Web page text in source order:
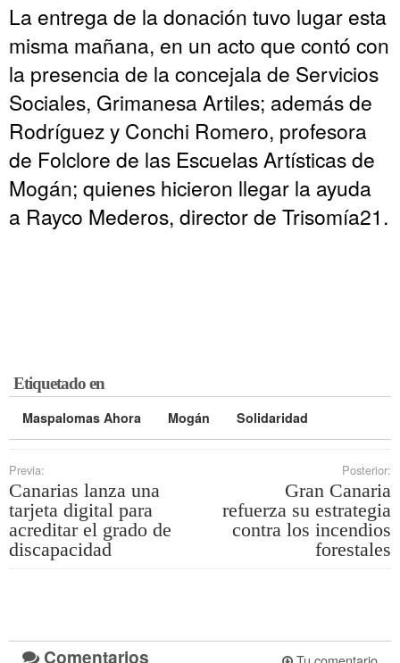
La entrega de la donación tuvo lugar esta
misma mañana, en un acto que contó con
la presencia de la concejala de Servicios
Sociales, Grimanesa Artiles; además de
Rodríguez y Conchi Romero, profesora
de Folclore de las Escuelas Artísticas de
Mogán; quienes hicieron llegar la ayuda
a Rayco Mederos, director de Trisomía21.
Etiquetado en
Maspalomas Ahora Mogán Solidaridad
Previa:
Canarias lanza una
tarjeta digital para
acreditar el grado de
discapacidad
Posterior:
Gran Canaria
refuerza su estrategia
contra los incendios
forestales
Comentarios